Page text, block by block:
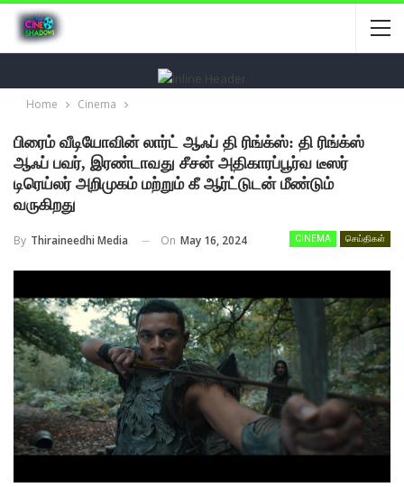
Home Cinema
பிரைம் வீடியோவின் லார்ட் ஆஃப் தி ரிங்க்ஸ்: தி ரிங்க்ஸ்
ஆஃப் பவர், இரண்டாவது சீசன் அதிகாரப்பூர்வ டீஸர்
டிரெய்லர் அறிமுகம் மற்றும் கீ ஆர்ட்டுடன் மீண்டும்
வருகிறது
CINEMA செய்திகள்
By Thiraineedhi Media On May 16, 2024